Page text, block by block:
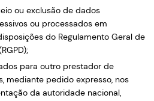
ou exclusão de dados
ou processados em
do Regulamento Geral de
para outro prestador de
mediante pedido expresso, nos
da autoridade nacional,